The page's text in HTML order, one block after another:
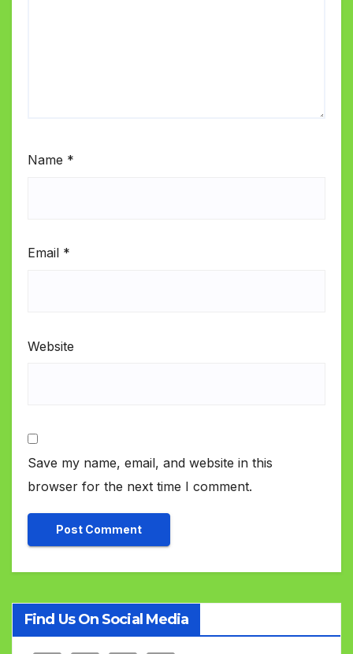
Name *
Email *
Website
Save my name, email, and website in this
browser for the next time I comment.
Find Us On Social Media